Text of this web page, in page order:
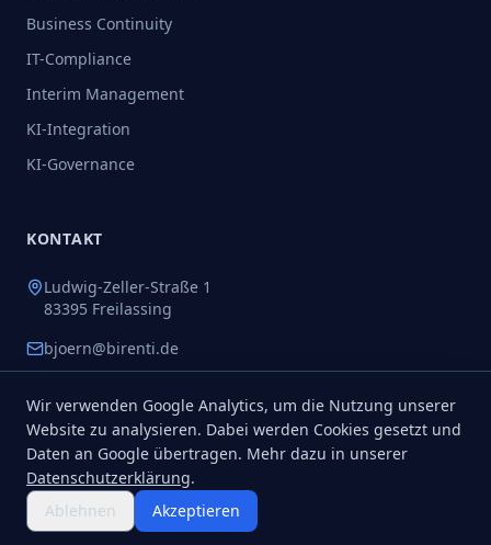
Wir verwenden Google Analytics, um die Nutzung unserer
Website zu analysieren. Dabei werden Cookies gesetzt und
Daten an Google übertragen. Mehr dazu in unserer
Datenschutzerklärung.
Ablehnen
Akzeptieren
Business Continuity
IT-Compliance
Interim Management
KI-Integration
KI-Governance
KONTAKT
Ludwig-Zeller-Straße 1
83395 Freilassing
bjoern@birenti.de
©2026BIRENTI FINANCE COMPLIANCE.Alle Rechte vorbehalten.
Über michWissenBranchen